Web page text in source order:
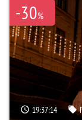
-30%
19:37:13